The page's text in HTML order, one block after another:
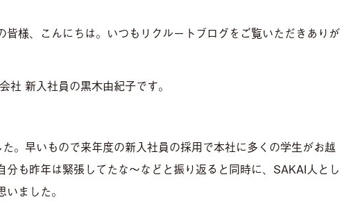
皆様、こんにちは。いつもリクルートブログをご覧いただきありが
社 新入社員の黒木由紀子です。
。早いもので来年度の新入社員の採用で本社に多くの学生がお越
分も昨年は緊張してたな～などと振り返ると同時に、SAKAI人とし
ました。